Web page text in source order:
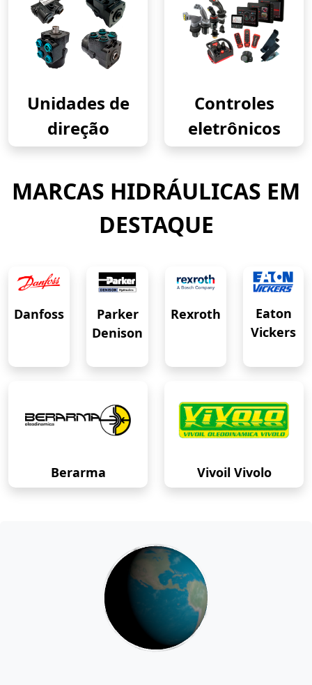
Unidades de
direção
Controles
eletrônicos
MARCAS HIDRÁULICAS EM
DESTAQUE
Danfoss
Parker
Denison
Rexroth
Eaton
Vickers
Berarma Vivoil Vivolo